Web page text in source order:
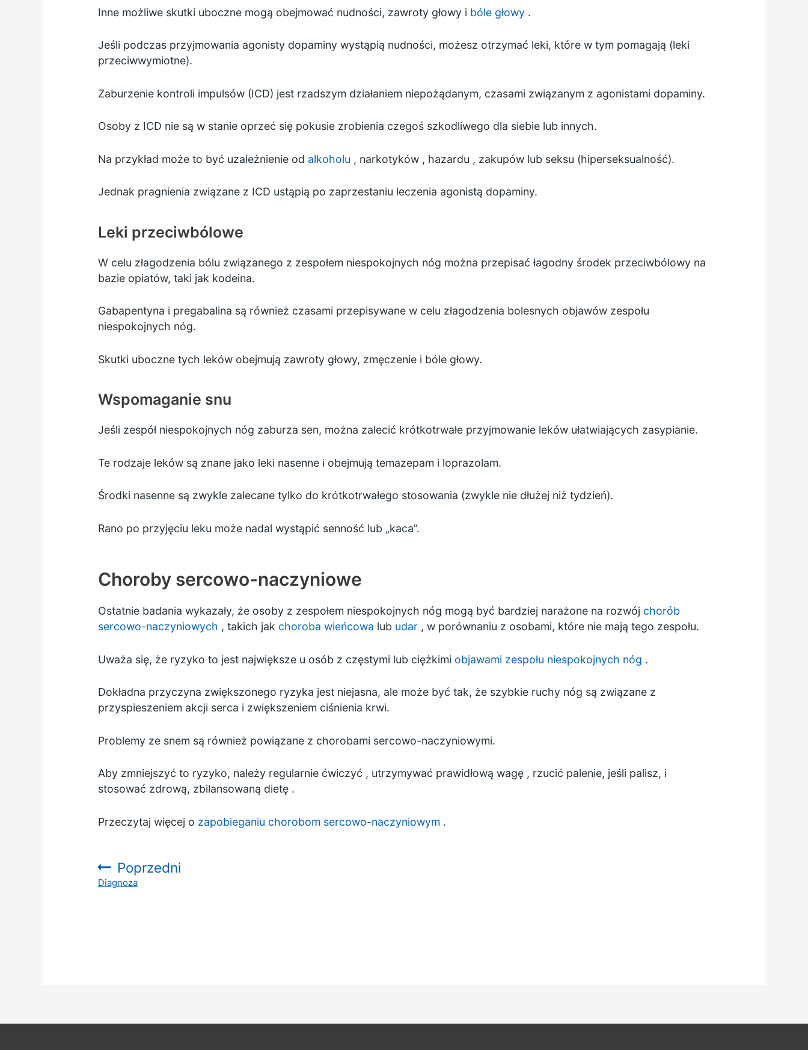
Inne możliwe skutki uboczne mogą obejmować nudności, zawroty głowy i bóle głowy.
Jeśli podczas przyjmowania agonisty dopaminy wystąpią nudności, możesz otrzymać leki, które w tym pomagają (leki
przeciwwymiotne).
Zaburzenie kontroli impulsów (ICD) jest rzadszym działaniem niepożądanym, czasami związanym z agonistami dopaminy.
Osoby z ICD nie są w stanie oprzeć się pokusie zrobienia czegoś szkodliwego dla siebie lub innych.
Na przykład może to być uzależnienieod alkoholu , narkotyków, hazardu , zakupów lub seksu (hiperseksualność).
Jednak pragnienia związane z ICD ustąpią po zaprzestaniu leczenia agonistą dopaminy.
Leki przeciwbólowe
W celu złagodzenia bólu związanego z zespołem niespokojnych nóg można przepisać łagodny środek przeciwbólowy na
bazie opiatów, taki jak kodeina.
Gabapentyna i pregabalina są również czasami przepisywane w celu złagodzenia bolesnych objawów zespołu
niespokojnych nóg.
Skutki uboczne tych leków obejmują zawroty głowy, zmęczenie i bóle głowy.
Wspomaganie snu
Jeśli zespół niespokojnych nóg zaburza sen, można zalecić krótkotrwałe przyjmowanie leków ułatwiających zasypianie.
Te rodzaje leków są znane jako leki nasenne i obejmują temazepam i loprazolam.
Środki nasenne są zwykle zalecane tylko do krótkotrwałego stosowania (zwykle nie dłużej niż tydzień).
Rano po przyjęciu leku może nadal wystąpić senność lub „kaca”.
Choroby sercowo-naczyniowe
Ostatnie badania wykazały, że osoby z zespołem niespokojnych nóg mogą być bardziej narażone na rozwój chorób
sercowo-naczyniowych , takich jak choroba wieńcowa lub udar, w porównaniu z osobami, które nie mają tego zespołu.
Uważa się, że ryzyko to jest największe u osób z częstymi lub ciężkimi objawami zespołu niespokojnych nóg .
Dokładna przyczyna zwiększonego ryzyka jest niejasna, ale może być tak, że szybkie ruchy nóg są związane z
przyspieszeniem akcji serca i zwiększeniem ciśnienia krwi.
Problemy ze snem są również powiązane z chorobami sercowo-naczyniowymi.
Aby zmniejszyć to ryzyko, należy regularnie ćwiczyć , utrzymywać prawidłową wagę, rzucić palenie, jeśli palisz, i
stosować zdrową, zbilansowaną dietę.
Przeczytaj więcej o zapobieganiu chorobom sercowo-naczyniowym .
Poprzedni
:Diagnoza